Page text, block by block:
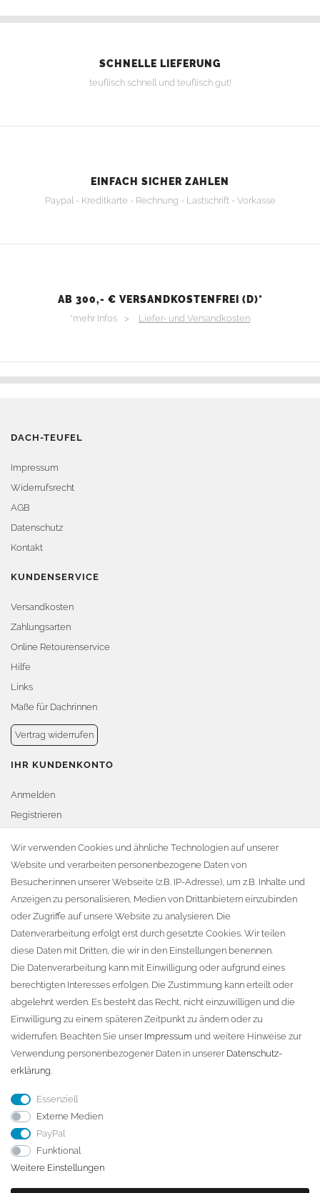
SCHNELLE LIEFERUNG
teuflisch schnell und teuflisch gut!
EINFACH SICHER ZAHLEN
Paypal - Kreditkarte - Rechnung - Lastschrift - Vorkasse
AB 300,- € VERSANDKOSTENFREI (D)*
*mehr Infos > Liefer- und Versandkosten
DACH-TEUFEL
Impressum
Widerrufsrecht
AGB
Datenschutz
Kontakt
KUNDENSERVICE
Versandkosten
Zahlungsarten
Online Retourenservice
Hilfe
Links
Maße für Dachrinnen
Vertrag widerrufen
IHR KUNDENKONTO
Anmelden
Registrieren
Warenkorb
Zur Kasse
KONTAKT
Fa. Steffen Jost
Söbrigener Weg 50
D-01796 Pirna
Telefon:+49 (0)3501 507295
info@dach-teufel.de
Wir verwenden Cookies und ähnliche Technologien auf unserer
Website und verarbeiten personenbezogene Daten von
Besucher:innen unserer Webseite (z.B. IP-Adresse), um z.B. Inhalte und
Anzeigen zu personalisieren, Medien von Drittanbietern einzubinden
oder Zugriffe auf unsere Website zu analysieren. Die
Datenverarbeitung erfolgt erst durch gesetzte Cookies. Wir teilen
diese Daten mit Dritten, die wir in den Einstellungen benennen.
Die Datenverarbeitung kann mit Einwilligung oder aufgrund eines
berechtigten Interesses erfolgen. Die Zustimmung kann erteilt oder
abgelehnt werden. Es besteht das Recht, nicht einzuwilligen und die
Einwilligung zu einem späteren Zeitpunkt zu ändern oder zu
widerrufen. Beachten Sie unser Impressum und weitere Hinweise zur
Verwendung personenbezogener Daten in unserer Daten­schutz­
erklärung.
Essenziell
Externe Medien
PayPal
Funktional
Weitere Einstellungen